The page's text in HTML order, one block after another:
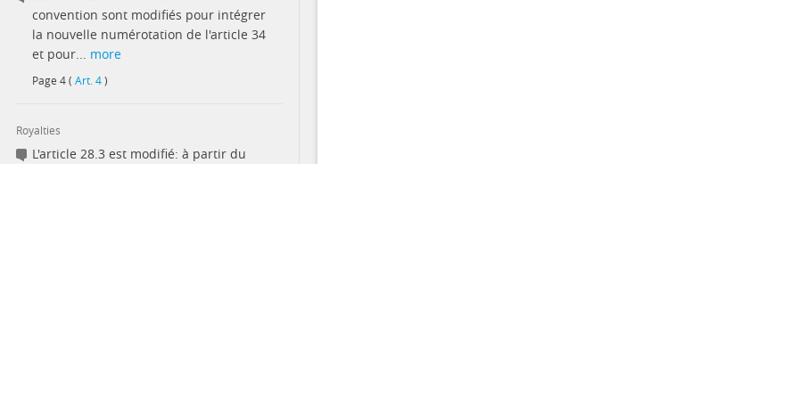
convention sont modifiés pour intégrer
la nouvelle numérotation de l'article 34
et pour... more
Page 4( Art. 4)
Royalties
L'article 28.3 est modifié: à partir du